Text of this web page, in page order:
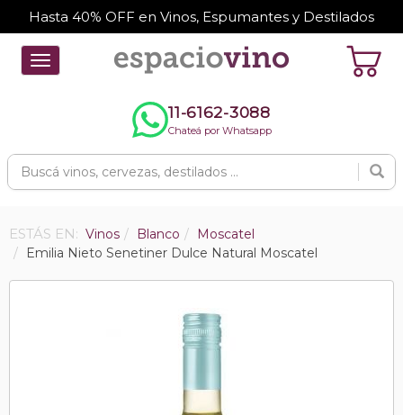
Hasta 40% OFF en Vinos, Espumantes y Destilados
Toggle
navigation
11-6162-3088
Chateá por Whatsapp
ESTÁS EN: Vinos Blanco
Moscatel
Emilia Nieto Senetiner Dulce Natural Moscatel